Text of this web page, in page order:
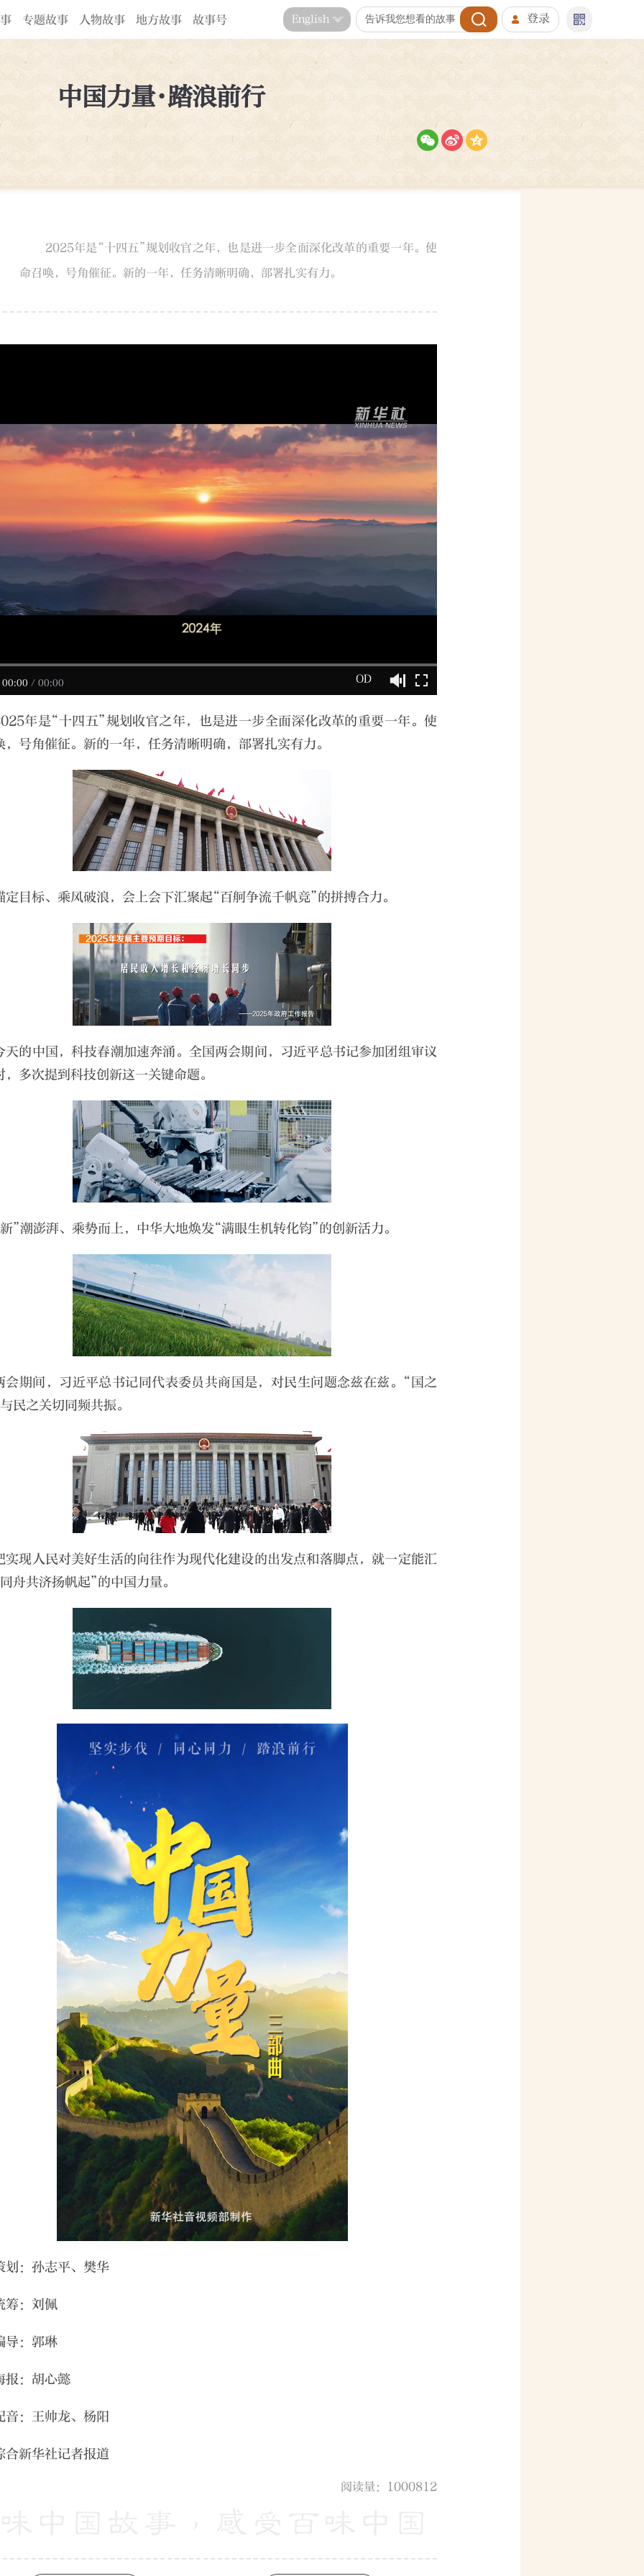
专题故事 人物故事 地方故事 故事号 登录
English
中国力量·踏浪前行
2025年是“十四五”规划收官之年，也是进一步全面深化改革的重要一年。使
命召唤，号角催征。新的一年，任务清晰明确，部署扎实有力。
00:00 / 00:00 OD
年是“十四五”规划收官之年，也是进一步全面深化改革的重要一年。使
，号角催征。新的一年，任务清晰明确，部署扎实有力。
定目标、乘风破浪，会上会下汇聚起“百舸争流千帆竞”的拼搏合力。
天的中国，科技春潮加速奔涌。全国两会期间，习近平总书记参加团组审议
，多次提到科技创新这一关键命题。
”潮澎湃、乘势而上，中华大地焕发“满眼生机转化钧”的创新活力。
会期间，习近平总书记同代表委员共商国是，对民生问题念兹在兹。“国之
民之关切同频共振。
实现人民对美好生活的向往作为现代化建设的出发点和落脚点，就一定能汇
舟共济扬帆起”的中国力量。
划：孙志平、樊华
筹：刘佩
导：郭琳
报：胡心懿
音：王帅龙、杨阳
合新华社记者报道
阅读量：1000812